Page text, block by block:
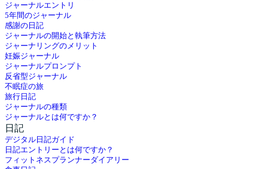
ジャーナルエントリ
5年間のジャーナル
感謝の日記
ジャーナルの開始と執筆方法
ジャーナリングのメリット
妊娠ジャーナル
ジャーナルプロンプト
反省型ジャーナル
不眠症の旅
旅行日記
ジャーナルの種類
ジャーナルとは何ですか？
日記
デジタル日記ガイド
日記エントリーとは何ですか？
フィットネスプランナーダイアリー